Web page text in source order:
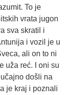
To je
vrata jugon
sva skratil i
i vozil je u
ali on to ni
uža reć. I oni su
došli na
je kraj i poznali